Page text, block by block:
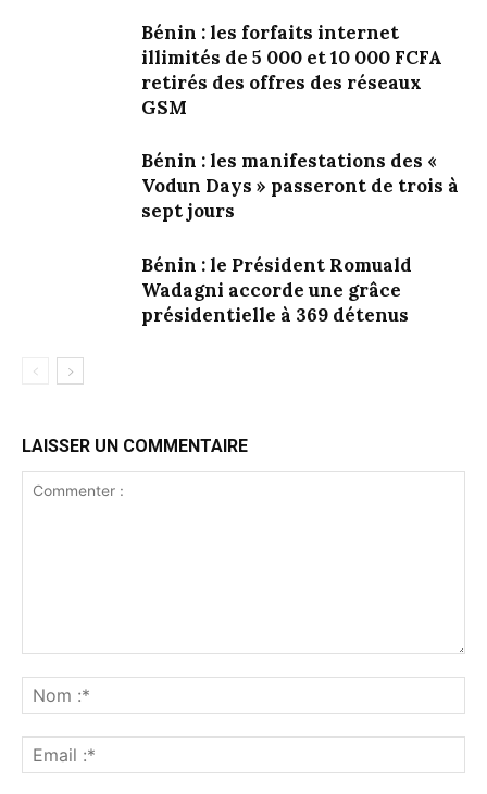
Bénin : les forfaits internet
illimités de 5 000 et 10 000 FCFA
retirés des offres des réseaux
GSM
Bénin : les manifestations des «
Vodun Days » passeront de trois à
sept jours
Bénin : le Président Romuald
Wadagni accorde une grâce
présidentielle à 369 détenus
LAISSER UN COMMENTAIRE